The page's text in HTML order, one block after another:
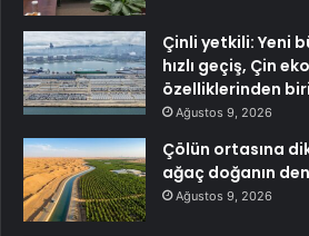
Çinli yetkili: Yeni
hızlı geçiş, Çin
özelliklerinden biri
Ağustos 9, 2026
Çölün ortasına
ağaç doğanın
Ağustos 9, 2026